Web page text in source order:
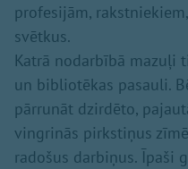
profesijām,
svētkus.
Katrā nodarbībā mazuļi
un bibliotēkas pasauli.
pārrunāt dzirdēto,
vingrinās pirkstiņus
radošus darbiņus. Īpaši